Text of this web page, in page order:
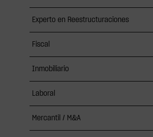
Experto en Reestructuraciones
Fiscal
Inmobiliario
Laboral
Mercantil / M&A